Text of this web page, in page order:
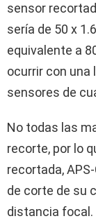
sensor
sería de 50 x
equivalente a
ocurrir con una
sensores de
No todas las
recorte, por lo
recortada,
de corte de su
distancia focal.